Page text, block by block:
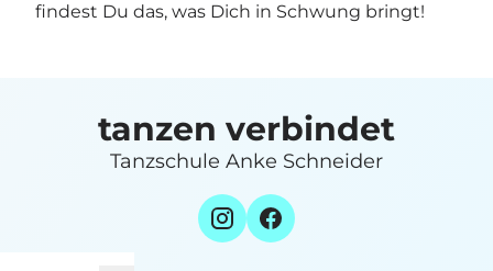
findest Du das, was Dich in Schwung bringt!
tanzen verbindet
Tanzschule Anke Schneider